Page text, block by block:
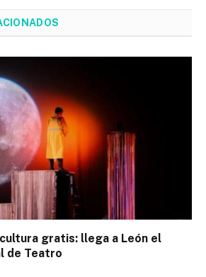
gratis: llega a León el
de Teatro